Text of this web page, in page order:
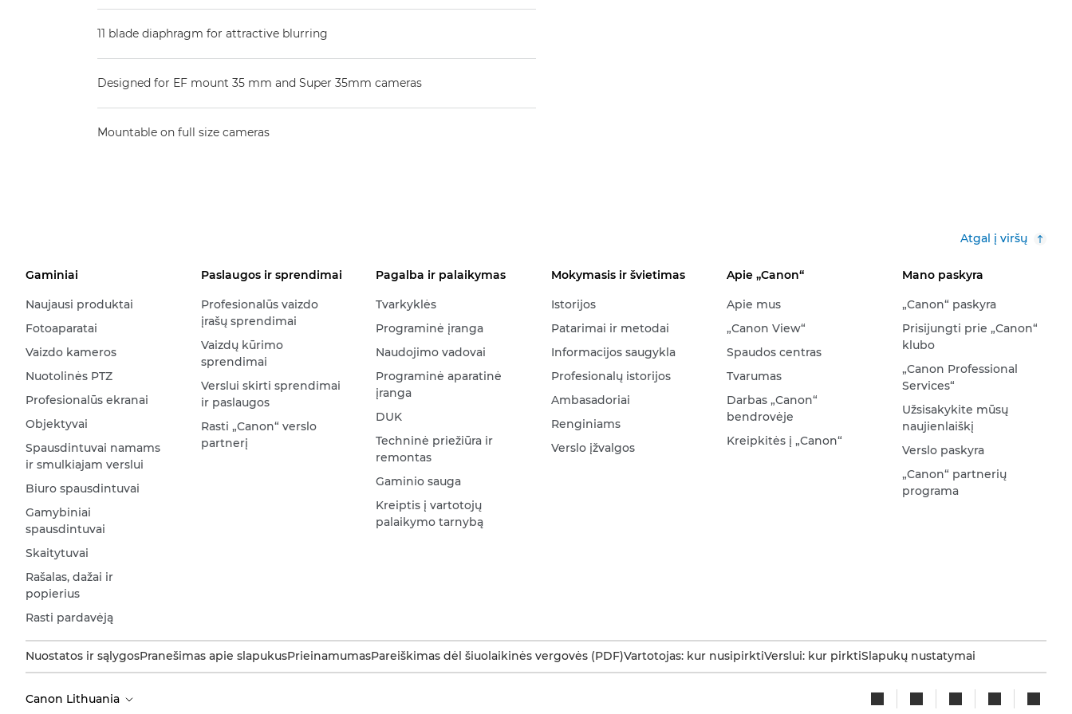
11 blade diaphragm for attractive blurring
Designed for EF mount 35 mm and Super 35mm cameras
Mountable on full size cameras
Atgal į viršų
Gaminiai
Naujausi produktai
Fotoaparatai
Vaizdo kameros
Nuotolinės PTZ
Profesionalūs ekranai
Objektyvai
Spausdintuvai namams
ir smulkiajam verslui
Biuro spausdintuvai
Gamybiniai
spausdintuvai
Skaitytuvai
Rašalas, dažai ir
popierius
Rasti pardavėją
Paslaugos ir sprendimai
Profesionalūs vaizdo
įrašų sprendimai
Vaizdų kūrimo
sprendimai
Verslui skirti sprendimai
ir paslaugos
Rasti „Canon“ verslo
partnerį
Pagalba ir palaikymas
Tvarkyklės
Programinė įranga
Naudojimo vadovai
Programinė aparatinė
įranga
DUK
Techninė priežiūra ir
remontas
Gaminio sauga
Kreiptis į vartotojų
palaikymo tarnybą
Mokymasis ir švietimas
Istorijos
Patarimai ir metodai
Informacijos saugykla
Profesionalų istorijos
Ambasadoriai
Renginiams
Verslo įžvalgos
Apie „Canon“
Apie mus
„Canon View“
Spaudos centras
Tvarumas
Darbas „Canon“
bendrovėje
Kreipkitės į „Canon“
Mano paskyra
„Canon“ paskyra
Prisijungti prie „Canon“
klubo
„Canon Professional
Services“
Užsisakykite mūsų
naujienlaiškį
Verslo paskyra
„Canon“ partnerių
programa
Nuostatos ir sąlygosPranešimas apie slapukusPrieinamumasPareiškimas dėl šiuolaikinės vergovės (PDF)Vartotojas: kur nusipirktiVerslui: kur pirktiSlapukų nustatymai
Canon Lithuania